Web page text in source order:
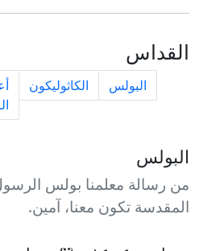
القداس
البولس الكاثوليكون
البولس
من رسالة معلمنا بولس
المقدسة تكون معنا، آمين.